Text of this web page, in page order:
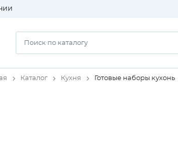
Каталог Кухня Готовые наборы кухонь